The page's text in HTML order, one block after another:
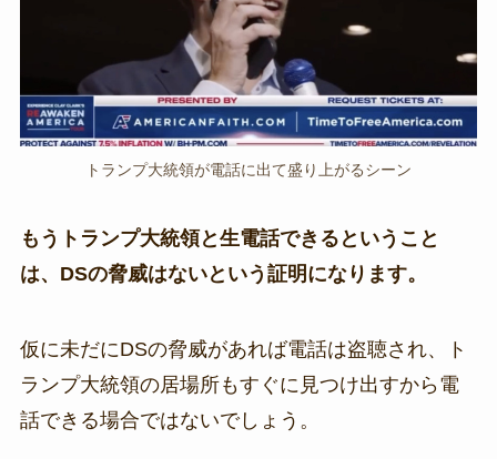
トランプ大統領が電話に出て盛り上がるシーン
もうトランプ大統領と生電話できるということ
は、DSの脅威はないという証明になります。
仮に未だにDSの脅威があれば電話は盗聴され、ト
ランプ大統領の居場所もすぐに見つけ出すから電
話できる場合ではないでしょう。